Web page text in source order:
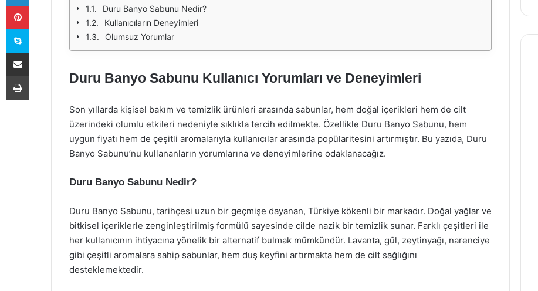
Duru Banyo Sabunu Nedir?
Kullanıcıların Deneyimleri
Olumsuz Yorumlar
Duru Banyo Sabunu Kullanıcı Yorumları ve Deneyimleri
Son yıllarda kişisel bakım ve temizlik ürünleri arasında sabunlar, hem doğal içerikleri hem de cilt
üzerindeki olumlu etkileri nedeniyle sıklıkla tercih edilmekte. Özellikle Duru Banyo Sabunu, hem
uygun fiyatı hem de çeşitli aromalarıyla kullanıcılar arasında popülaritesini artırmıştır. Bu yazıda, Duru
Banyo Sabunu’nu kullananların yorumlarına ve deneyimlerine odaklanacağız.
Duru Banyo Sabunu Nedir?
Duru Banyo Sabunu, tarihçesi uzun bir geçmişe dayanan, Türkiye kökenli bir markadır. Doğal yağlar ve
bitkisel içeriklerle zenginleştirilmiş formülü sayesinde cilde nazik bir temizlik sunar. Farklı çeşitleri ile
her kullanıcının ihtiyacına yönelik bir alternatif bulmak mümkündür. Lavanta, gül, zeytinyağı, narenciye
gibi çeşitli aromalara sahip sabunlar, hem duş keyfini artırmakta hem de cilt sağlığını
desteklemektedir.
Pinterest
Skype
E-Posta ile paylaş